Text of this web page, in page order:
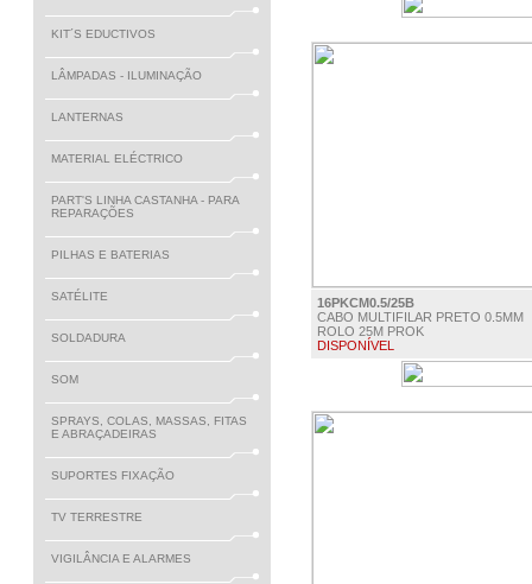
KIT´S EDUCTIVOS
LÂMPADAS - ILUMINAÇÃO
LANTERNAS
MATERIAL ELÉCTRICO
PART'S LINHA CASTANHA - PARA
REPARAÇÕES
PILHAS E BATERIAS
SATÉLITE
SOLDADURA
SOM
SPRAYS, COLAS, MASSAS, FITAS
E ABRAÇADEIRAS
SUPORTES FIXAÇÃO
TV TERRESTRE
VIGILÂNCIA E ALARMES
16PKCM0.5/25B
CABO MULTIFILAR PRETO 0.5MM
ROLO 25M PROK
DISPONÍVEL